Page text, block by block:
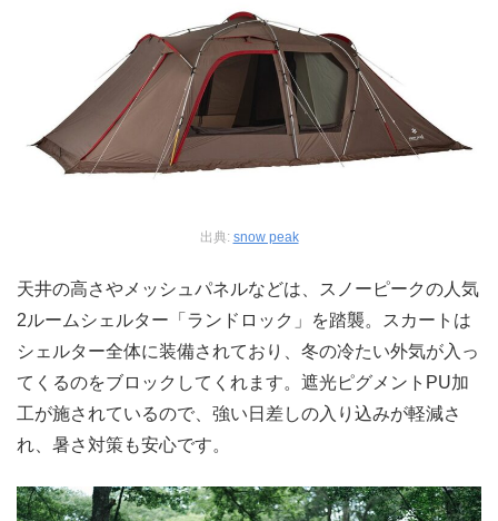
出典: snow peak
天井の高さやメッシュパネルなどは、スノーピークの人気
2ルームシェルター「ランドロック」を踏襲。スカートは
シェルター全体に装備されており、冬の冷たい外気が入っ
てくるのをブロックしてくれます。遮光ピグメントPU加
工が施されているので、強い日差しの入り込みが軽減さ
れ、暑さ対策も安心です。